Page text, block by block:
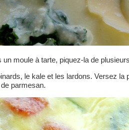
un moule à tarte, piquez-la de
le kale et les lardons. Versez la
parmesan.